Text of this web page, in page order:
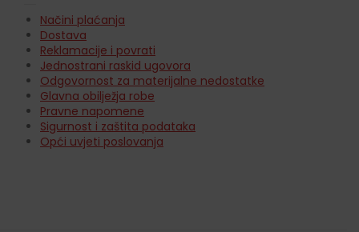
Načini plaćanja
Dostava
Reklamacije i povrati
Jednostrani raskid ugovora
Odgovornost za materijalne nedostatke
Glavna obilježja robe
Pravne napomene
Sigurnost i zaštita podataka
Opći uvjeti poslovanja